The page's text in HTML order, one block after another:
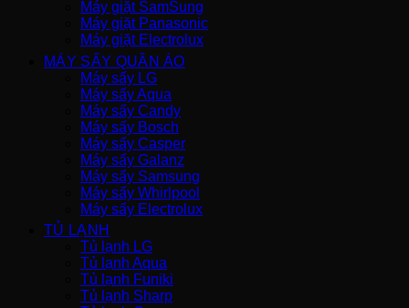
Máy giặt SamSung
Máy giặt Panasonic
Máy giặt Electrolux
MÁY SẤY QUẦN ÁO
Máy sấy LG
Máy sấy Aqua
Máy sấy Candy
Máy sấy Bosch
Máy sấy Casper
Máy sấy Galanz
Máy sấy Samsung
Máy sấy Whirlpool
Máy sấy Electrolux
TỦ LẠNH
Tủ lạnh LG
Tủ lạnh Aqua
Tủ lạnh Funiki
Tủ lạnh Sharp